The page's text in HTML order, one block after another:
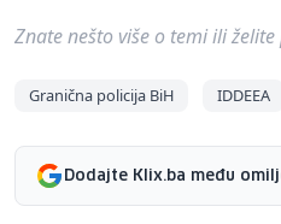
Znate nešto više o temi ili
Granična policija BiH IDDEEA
Dodajte Klix.ba među